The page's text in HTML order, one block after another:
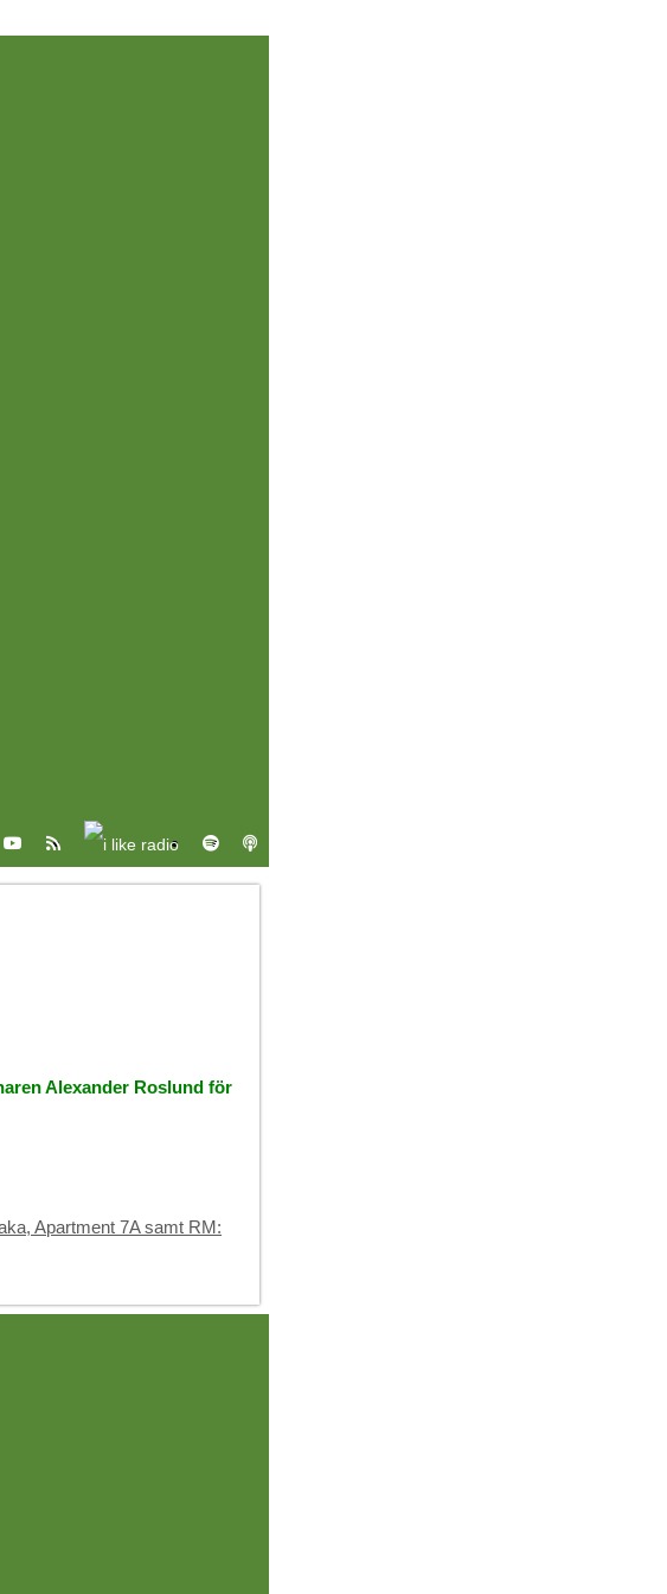
Alexander Roslund för
Apartment 7A samt RM: